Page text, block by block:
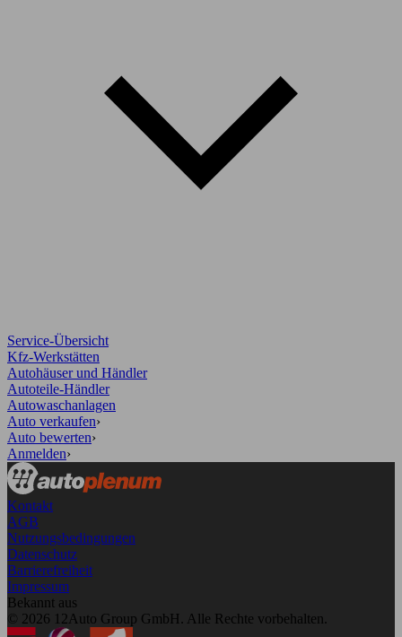
Service-Übersicht
Kfz-Werkstätten
Autohäuser und Händler
Autoteile-Händler
Autowaschanlagen
Auto verkaufen›
Auto bewerten›
Anmelden›
Kontakt
AGB
Nutzungsbedingungen
Datenschutz
Barrierefreiheit
Impressum
Bekannt aus
© 2026 12Auto Group GmbH. Alle Rechte vorbehalten.